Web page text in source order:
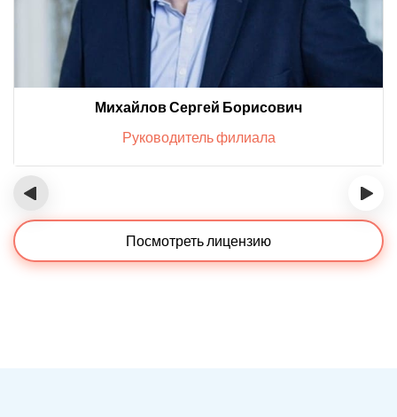
Михайлов Сергей Борисович
Руководитель филиала
‹ ›
Посмотреть лицензию